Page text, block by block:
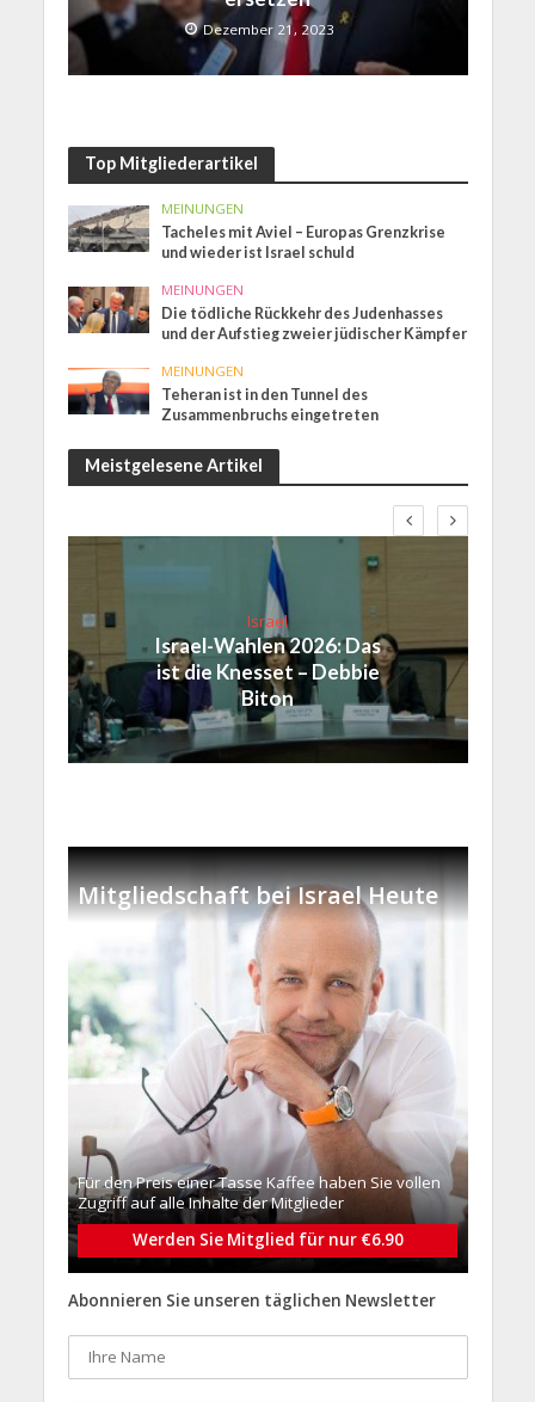
Dezember 21, 2023
Top Mitgliederartikel
MEINUNGEN
Tacheles mit Aviel – Europas Grenzkrise
und wieder ist Israel schuld
MEINUNGEN
Die tödliche Rückkehr des Judenhasses
und der Aufstieg zweier jüdischer Kämpfer
MEINUNGEN
Teheran ist in den Tunnel des
Zusammenbruchs eingetreten
Meistgelesene Artikel
Israel
Israel-Wahlen 2026: Das
ist die Knesset – Debbie
Biton
Mitgliedschaft bei Israel Heute
Für den Preis einer Tasse Kaffee haben Sie vollen
Zugriff auf alle Inhalte der Mitglieder
Werden Sie Mitglied für nur €6.90
Abonnieren Sie unseren täglichen Newsletter